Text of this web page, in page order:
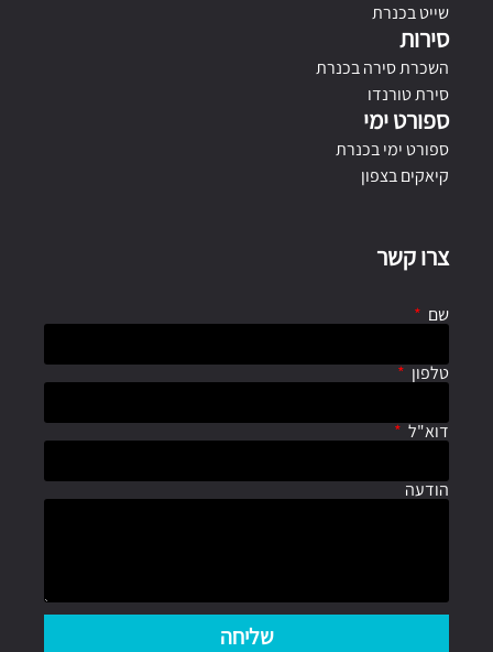
שייט בכנרת
סירות
השכרת סירה בכנרת
סירת טורנדו
ספורט ימי
ספורט ימי בכנרת
קיאקים בצפון
צרו קשר
שם
טלפון
דוא"ל
הודעה
שליחה